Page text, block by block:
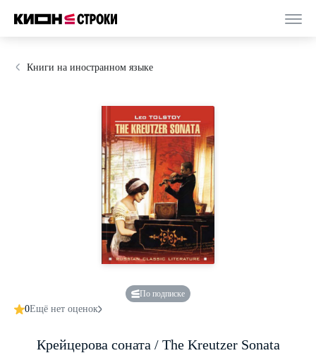
Книги на иностранном языке
По подписке
0Ещё нет оценок
Крейцерова соната / The Kreutzer Sonata